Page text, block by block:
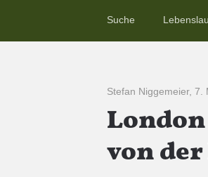
Suche
Stefan Niggemeier, 7.
von